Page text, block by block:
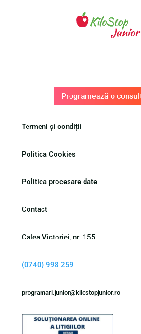
Programează o
Termeni și condiții
Politica Cookies
Politica procesare date
Contact
Calea Victoriei, nr. 155
(0740) 998 259
programari.junior@kilostopjunior.ro